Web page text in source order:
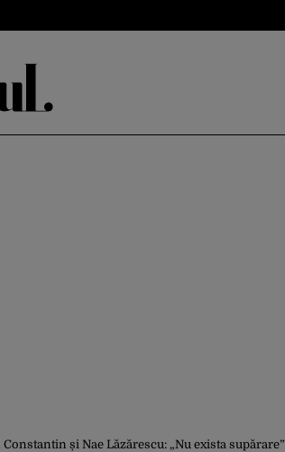
și Nae Lăzărescu: „Nu exista supărare”